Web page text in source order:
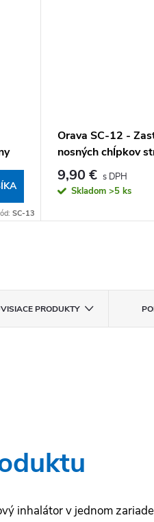
SC-13
Orava SC-12 -
nosných chĺpkov
čierny
9,90 €
Skladom >5 ks
PRODUKTY
inhalátor v jednom